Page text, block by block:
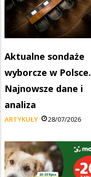
Aktualne sondaże
wyborcze w Polsce.
Najnowsze dane i
analiza
ARTYKUŁY 28/07/2026